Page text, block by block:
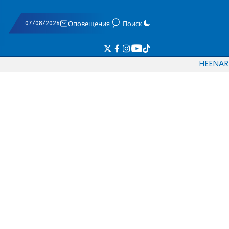
07/08/2026 Оповещения Поиск
HEENAR